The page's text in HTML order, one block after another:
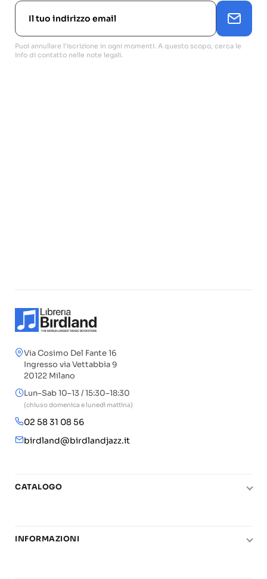
Puoi annullare l'iscrizione in ogni momenti. A questo scopo, cerca le
info di contatto nelle note legali.
Via Cosimo Del Fante 16
Ingresso via Vettabbia 9
20122 Milano
Lun–Sab 10–13 / 15:30–18:30
(chiuso domenica e lunedì mattina)
02 58 31 08 56
birdland@birdlandjazz.it
CATALOGO
Chitarra
INFORMAZIONI